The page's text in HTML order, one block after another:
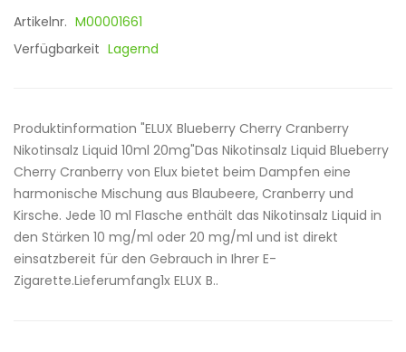
Artikelnr. M00001661
Verfügbarkeit Lagernd
Produktinformation "ELUX Blueberry Cherry Cranberry
Nikotinsalz Liquid 10ml 20mg"Das Nikotinsalz Liquid Blueberry
Cherry Cranberry von Elux bietet beim Dampfen eine
harmonische Mischung aus Blaubeere, Cranberry und
Kirsche. Jede 10 ml Flasche enthält das Nikotinsalz Liquid in
den Stärken 10 mg/ml oder 20 mg/ml und ist direkt
einsatzbereit für den Gebrauch in Ihrer E-
Zigarette.Lieferumfang1x ELUX B..